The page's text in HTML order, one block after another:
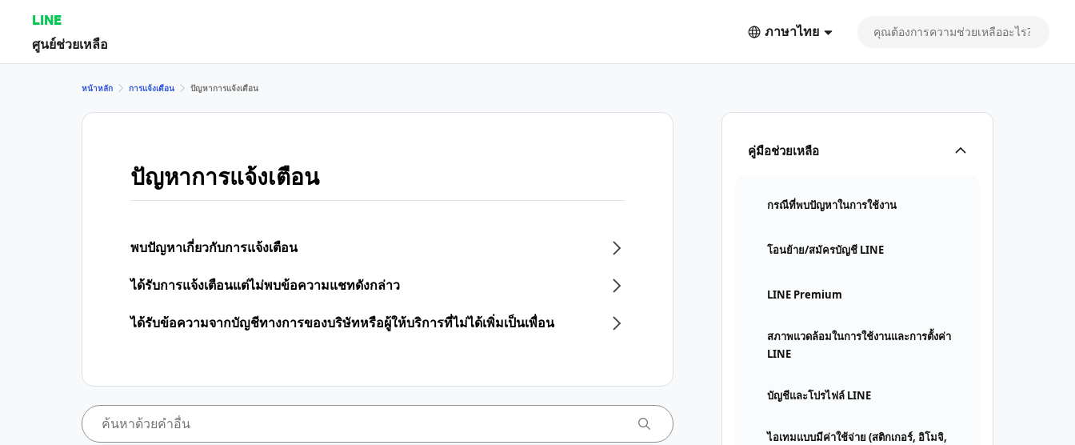
LINE
ศูนย์ช่วยเหลือ
ภาษาไทย
คู่มือช่วยเหลือ
กรณีที่พบปัญหาในการใช้งาน
โอนย้าย/สมัครบัญชี LINE
LINE Premium
สภาพแวดล้อมในการใช้งานและการตั้งค่า
LINE
บัญชีและโปรไฟล์ LINE
ไอเทมแบบมีค่าใช้จ่าย (สติกเกอร์, อิโมจิ,
หน้าหลัก การแจ้งเตือน ปัญหาการแจ้งเตือน
ปัญหาการแจ้งเตือน
พบปัญหาเกี่ยวกับการแจ้งเตือน
ได้รับการแจ้งเตือนแต่ไม่พบข้อความแชทดังกล่าว
ได้รับข้อความจากบัญชีทางการของบริษัทหรือผู้ให้บริการที่ไม่ได้เพิ่มเป็นเพื่อน